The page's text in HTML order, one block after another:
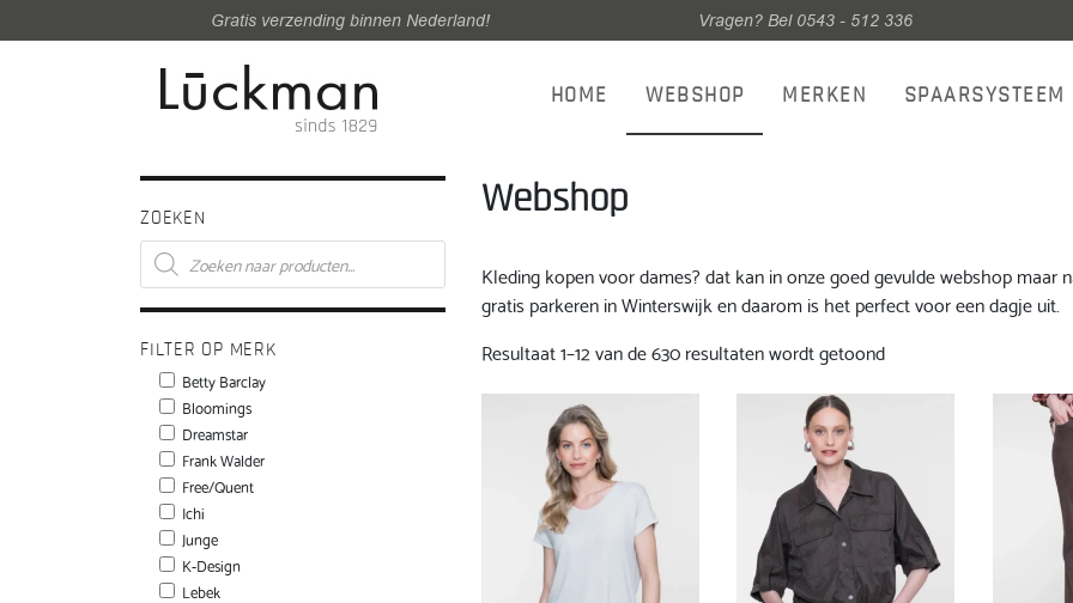
Gratis verzending binnen Nederland! Vragen? Bel 0543 - 512 336
HOME WEBSHOP MERKEN SPAARSYSTEEM
ZOEKEN
Producten
zoeken
FILTER OP MERK
Betty Barclay
Bloomings
Dreamstar
Frank Walder
Free/Quent
Ichi
Junge
K-Design
Lebek
Webshop
Kleding kopen voor dames? dat kan in onze goed gevulde webshop
gratis parkeren in Winterswijk en daarom is het perfect voor een dagje uit.
Resultaat 1–12 van de 630 resultaten wordt getoondGesorteerd